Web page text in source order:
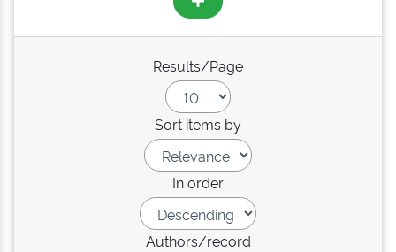
Results/Page
Sort items by
In order
Authors/record